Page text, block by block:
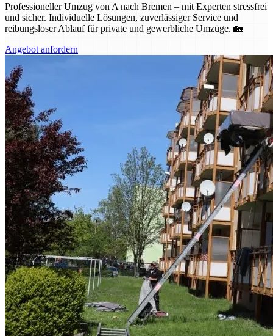
Professioneller Umzug von A nach Bremen – mit Experten stressfrei
und sicher. Individuelle Lösungen, zuverlässiger Service und
reibungsloser Ablauf für private und gewerbliche Umzüge. 🏡
Angebot anfordern